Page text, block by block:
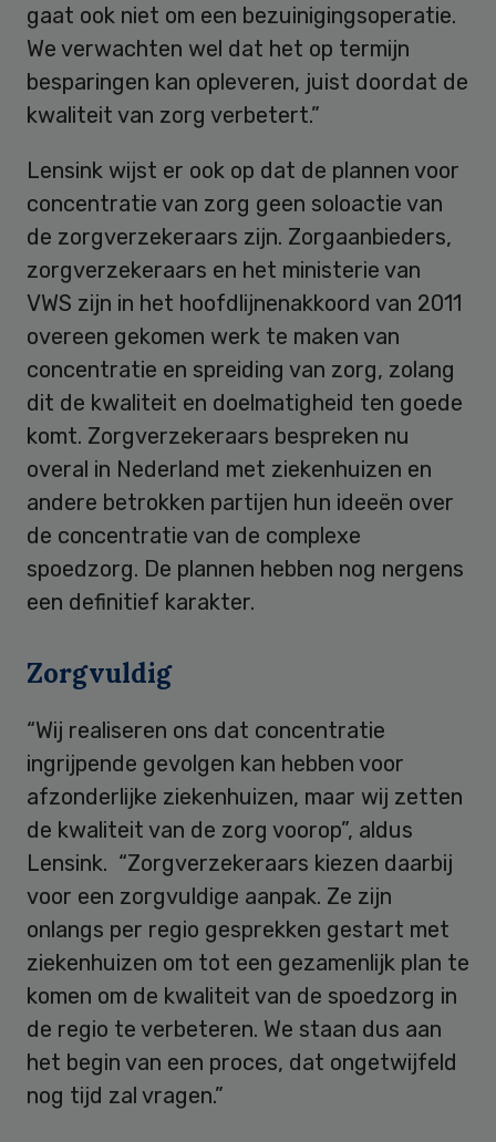
gaat ook niet om een bezuinigingsoperatie.
We verwachten wel dat het op termijn
besparingen kan opleveren, juist doordat de
kwaliteit van zorg verbetert.”
Lensink wijst er ook op dat de plannen voor
concentratie van zorg geen soloactie van
de zorgverzekeraars zijn. Zorgaanbieders,
zorgverzekeraars en het ministerie van
VWS zijn in het hoofdlijnenakkoord van 2011
overeen gekomen werk te maken van
concentratie en spreiding van zorg, zolang
dit de kwaliteit en doelmatigheid ten goede
komt. Zorgverzekeraars bespreken nu
overal in Nederland met ziekenhuizen en
andere betrokken partijen hun ideeën over
de concentratie van de complexe
spoedzorg. De plannen hebben nog nergens
een definitief karakter.
Zorgvuldig
“Wij realiseren ons dat concentratie
ingrijpende gevolgen kan hebben voor
afzonderlijke ziekenhuizen, maar wij zetten
de kwaliteit van de zorg voorop”, aldus
Lensink. “Zorgverzekeraars kiezen daarbij
voor een zorgvuldige aanpak. Ze zijn
onlangs per regio gesprekken gestart met
ziekenhuizen om tot een gezamenlijk plan te
komen om de kwaliteit van de spoedzorg in
de regio te verbeteren. We staan dus aan
het begin van een proces, dat ongetwijfeld
nog tijd zal vragen.”